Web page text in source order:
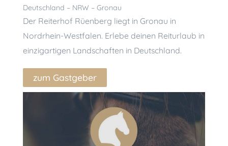
Deutschland – NRW – Gronau
Der Reiterhof Rüenberg liegt in Gronau in
Nordrhein-Westfalen. Erlebe deinen Reiturlaub in
einzigartigen Landschaften in Deutschland.
zum Gastgeber